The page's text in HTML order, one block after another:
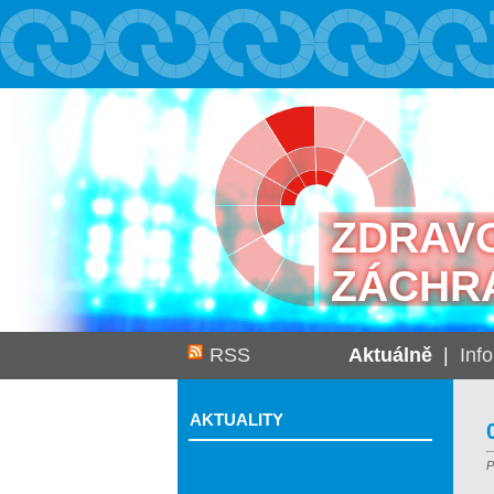
RSS Aktuálně
AKTUALITY